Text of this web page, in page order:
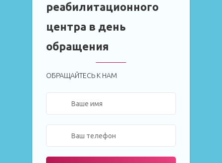
реабилитационного
центра в день
обращения
ОБРАЩАЙТЕСЬ К НАМ